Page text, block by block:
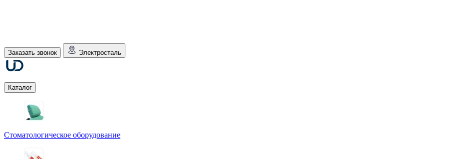
Заказать звонок Электросталь
Каталог
Стоматологическое оборудование